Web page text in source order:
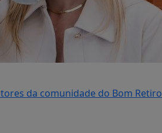
da comunidade do Bom Retiro